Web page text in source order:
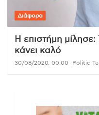
Διάφορα
Η επιστήμη
κάνει καλό
30/08/2020, 00:00 Politic